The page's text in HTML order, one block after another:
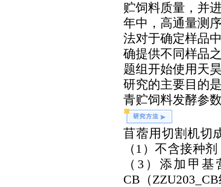
贮饲料质量，并
年中，高通量测
法对于确定样品
确提供不同样品
题组开始使用天
研究的主要目的
青贮饲料发酵参
苜蓿用切割机切
（ 1 ）不含接种剂
（ 3 ）添加甲基
CB （ZZU203_CB